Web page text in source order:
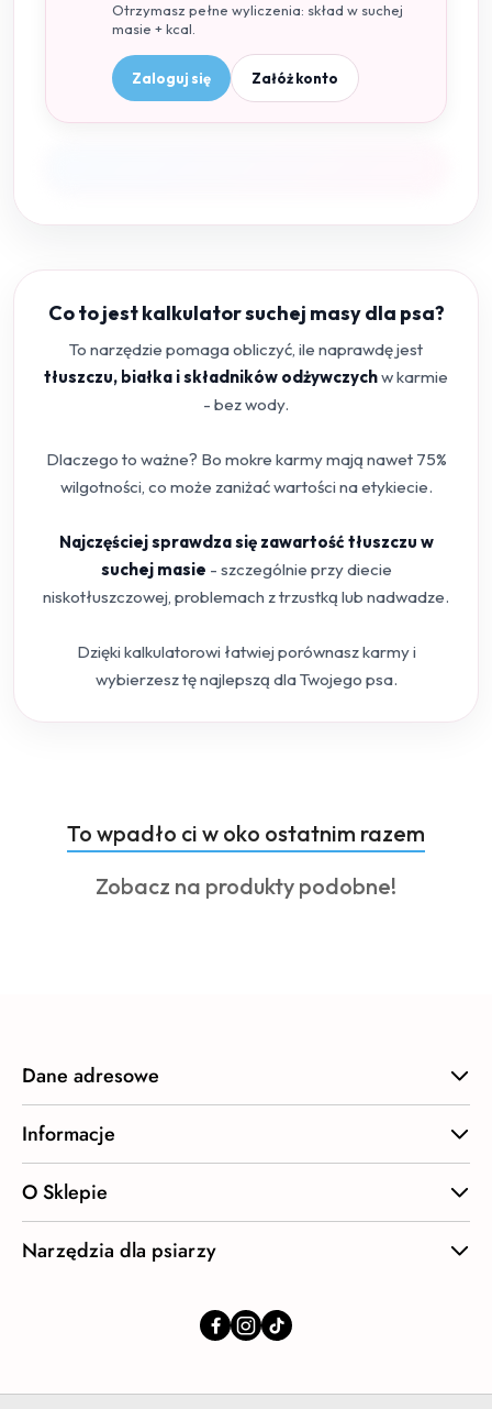
Otrzymasz pełne wyliczenia: skład w suchej
masie + kcal.
Zaloguj się Załóż konto
Co to jest kalkulator suchej masy dla psa?
To narzędzie pomaga obliczyć, ile naprawdę jest
tłuszczu, białka i składników odżywczychw karmie
- bez wody.
Dlaczego to ważne? Bo mokre karmy mają nawet 75%
wilgotności, co może zaniżać wartości na etykiecie.
Najczęściej sprawdza się zawartość tłuszczu w
suchej masie - szczególnie przy diecie
niskotłuszczowej, problemach z trzustką lub nadwadze.
Dzięki kalkulatorowi łatwiej porównasz karmy i
wybierzesz tę najlepszą dla Twojego psa.
Pomiń karuzelę produktów
Produkty
o
statusie:
To wpadło ci w oko ostatnim razem
Produkty
Zobacz na produkty podobne!
Dane adresowe
Informacje
O Sklepie
Narzędzia dla psiarzy